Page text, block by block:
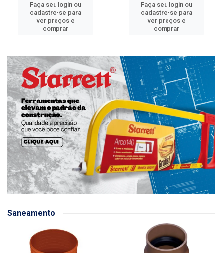
Faça seu login ou
cadastre-se para
ver preços e
comprar
Faça seu login ou
cadastre-se para
ver preços e
comprar
Saneamento